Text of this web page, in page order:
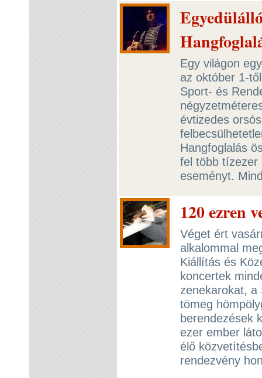
Egy világon
az október 1-
Sport- és
évtizedes
Hangfoglalás
fel több tízezer
eseményt.
120 ezren
Véget ért
alkalommal
Kiállítás és
koncertek
zenekarokat, a
tömeg
berendezések
ezer ember
élő
rendezvény